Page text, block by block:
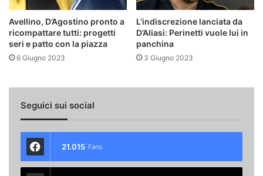
Avellino, D’Agostino pronto a
ricompattare tutti: progetti
seri e patto con la piazza
6 Giugno 2023
L’indiscrezione lanciata da
D’Aliasi: Perinetti vuole lui in
panchina
3 Giugno 2023
Seguici sui social
21.015 Fans